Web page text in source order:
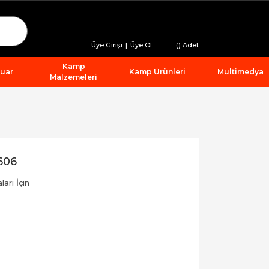
Üye Girişi | Üye Ol () Adet
Kamp
Malzemeleri
Kamp Ürünleri Multimedya
İçin